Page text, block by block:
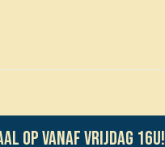
op vanaf vrijdag 16u!